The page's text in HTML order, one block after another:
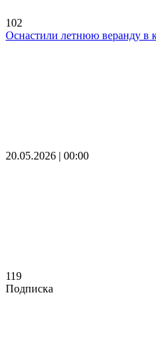
102
Оснастили летнюю веранду в
20.05.2026 | 00:00
119
Подписка